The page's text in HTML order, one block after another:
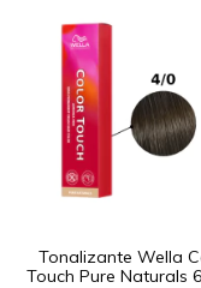
Tonalizante Wella
Touch Pure Naturals